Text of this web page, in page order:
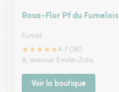
Rosa-Flor Pf du Fumelois
Fumel
★★★★★4.7 (36)
9, avenue Emile-Zola
Voir la boutique